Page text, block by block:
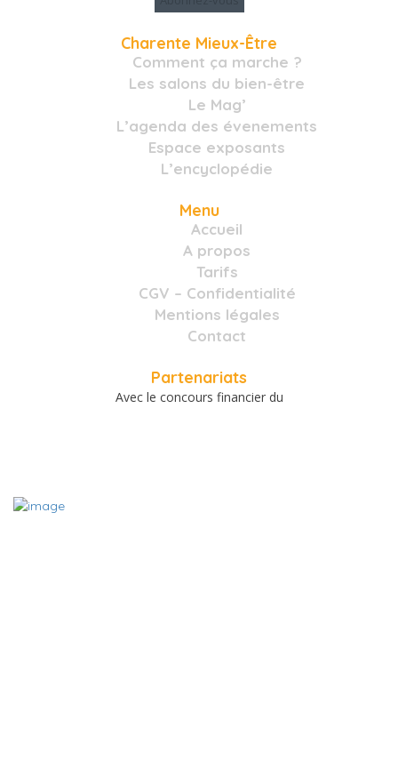
Charente Mieux-Être
Comment ça marche ?
Les salons du bien-être
Le Mag’
L’agenda des évenements
Espace exposants
L’encyclopédie
Menu
Accueil
A propos
Tarifs
CGV – Confidentialité
Mentions légales
Contact
Partenariats
Avec le concours financier du